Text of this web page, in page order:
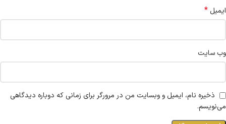
ایمیل *
وب‌ سایت
ذخیره نام، ایمیل و وبسایت من در مرورگر برای زمانی که دوباره دیدگاهی
می‌نویسم.